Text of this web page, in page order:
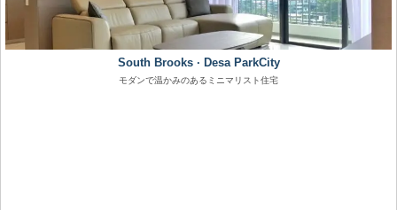
South Brooks · Desa ParkCity
モダンで温かみのあるミニマリスト住宅